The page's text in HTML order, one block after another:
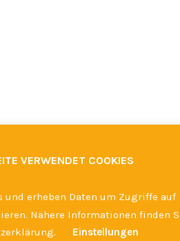
VERWENDET COOKIES
und erheben Daten um Zugriffe auf
Nähere Informationen finden
Einstellungen